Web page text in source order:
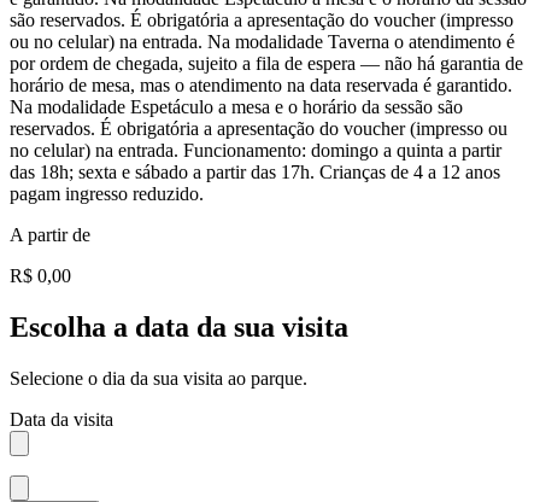
são reservados. É obrigatória a apresentação do voucher (impresso
ou no celular) na entrada. Na modalidade Taverna o atendimento é
por ordem de chegada, sujeito a fila de espera — não há garantia de
horário de mesa, mas o atendimento na data reservada é garantido.
Na modalidade Espetáculo a mesa e o horário da sessão são
reservados. É obrigatória a apresentação do voucher (impresso ou
no celular) na entrada. Funcionamento: domingo a quinta a partir
das 18h; sexta e sábado a partir das 17h. Crianças de 4 a 12 anos
pagam ingresso reduzido.
A partir de
R$ 0,00
Escolha a data da sua visita
Selecione o dia da sua visita ao parque.
Data da visita